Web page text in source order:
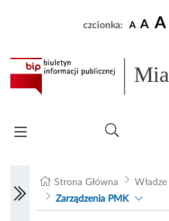
czcionka: A A A
Strona Główna
Zarządzenia PMK